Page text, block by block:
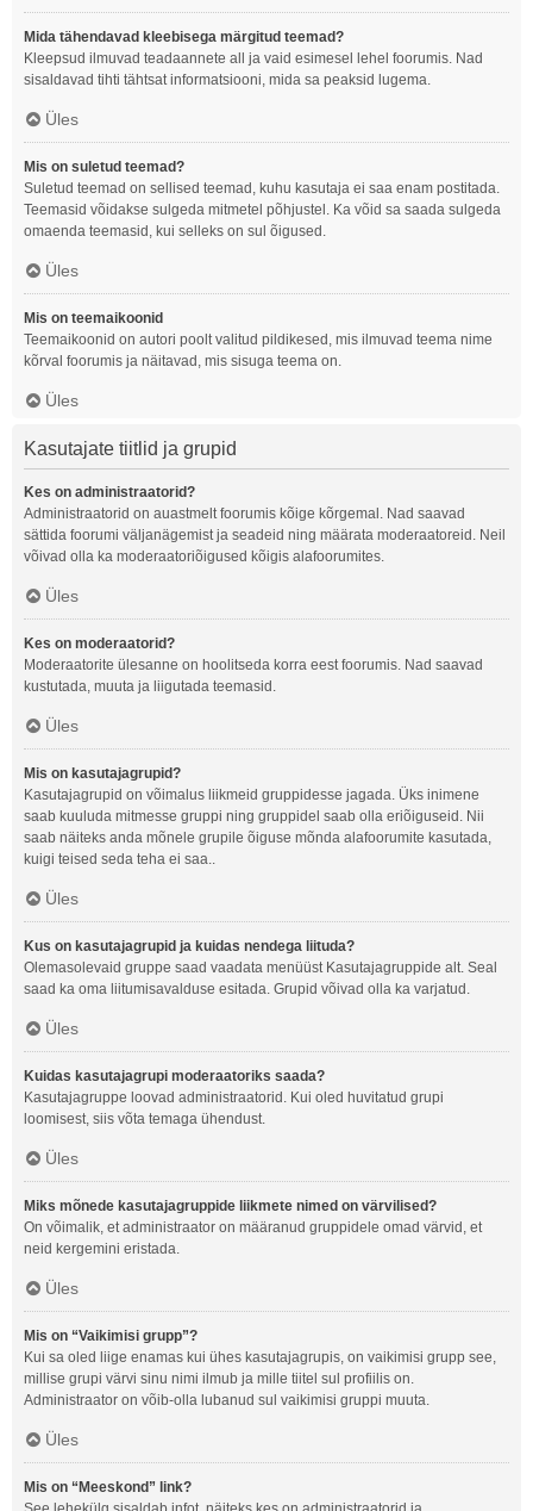
Mida tähendavad kleebisega märgitud teemad?
Kleepsud ilmuvad teadaannete all ja vaid esimesel lehel foorumis. Nad
sisaldavad tihti tähtsat informatsiooni, mida sa peaksid lugema.
Üles
Mis on suletud teemad?
Suletud teemad on sellised teemad, kuhu kasutaja ei saa enam postitada.
Teemasid võidakse sulgeda mitmetel põhjustel. Ka võid sa saada sulgeda
omaenda teemasid, kui selleks on sul õigused.
Üles
Mis on teemaikoonid
Teemaikoonid on autori poolt valitud pildikesed, mis ilmuvad teema nime
kõrval foorumis ja näitavad, mis sisuga teema on.
Üles
Kasutajate tiitlid ja grupid
Kes on administraatorid?
Administraatorid on auastmelt foorumis kõige kõrgemal. Nad saavad
sättida foorumi väljanägemist ja seadeid ning määrata moderaatoreid. Neil
võivad olla ka moderaatoriõigused kõigis alafoorumites.
Üles
Kes on moderaatorid?
Moderaatorite ülesanne on hoolitseda korra eest foorumis. Nad saavad
kustutada, muuta ja liigutada teemasid.
Üles
Mis on kasutajagrupid?
Kasutajagrupid on võimalus liikmeid gruppidesse jagada. Üks inimene
saab kuuluda mitmesse gruppi ning gruppidel saab olla eriõiguseid. Nii
saab näiteks anda mõnele grupile õiguse mõnda alafoorumite kasutada,
kuigi teised seda teha ei saa..
Üles
Kus on kasutajagrupid ja kuidas nendega liituda?
Olemasolevaid gruppe saad vaadata menüüst Kasutajagruppide alt. Seal
saad ka oma liitumisavalduse esitada. Grupid võivad olla ka varjatud.
Üles
Kuidas kasutajagrupi moderaatoriks saada?
Kasutajagruppe loovad administraatorid. Kui oled huvitatud grupi
loomisest, siis võta temaga ühendust.
Üles
Miks mõnede kasutajagruppide liikmete nimed on värvilised?
On võimalik, et administraator on määranud gruppidele omad värvid, et
neid kergemini eristada.
Üles
Mis on “Vaikimisi grupp”?
Kui sa oled liige enamas kui ühes kasutajagrupis, on vaikimisi grupp see,
millise grupi värvi sinu nimi ilmub ja mille tiitel sul profiilis on.
Administraator on võib-olla lubanud sul vaikimisi gruppi muuta.
Üles
Mis on “Meeskond” link?